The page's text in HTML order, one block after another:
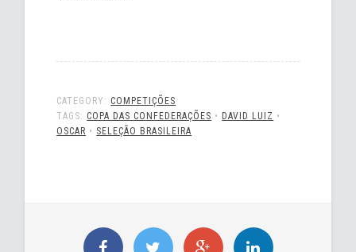
CATEGORY: COMPETIÇÕES
TAGS: COPA DAS CONFEDERAÇÕES • DAVID LUIZ •
OSCAR • SELEÇÃO BRASILEIRA